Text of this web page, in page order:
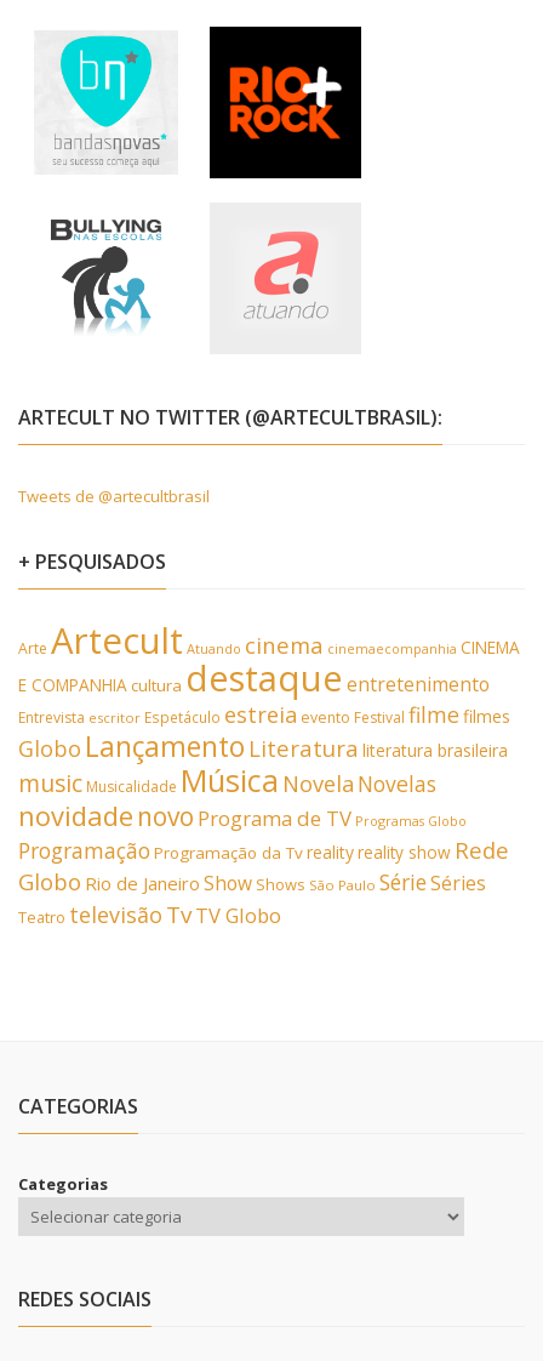
ARTECULT NO TWITTER (@ARTECULTBRASIL):
Tweets de @artecultbrasil
+ PESQUISADOS
Arte Artecult Atuando cinema cinemaecompanhia CINEMA
E COMPANHIAcultura destaque entretenimento
Entrevista escritor Espetáculo estreia evento Festival filmefilmes
Globo Lançamento Literatura literatura brasileira
music Musicalidade Música Novela Novelas
novidade novo Programa de TV Programas Globo
Programação Programação da Tvrealityreality show Rede
Globo Rio de Janeiro Show Shows São Paulo SérieSéries
Teatro televisão TvTV Globo
CATEGORIAS
Categorias
REDES SOCIAIS